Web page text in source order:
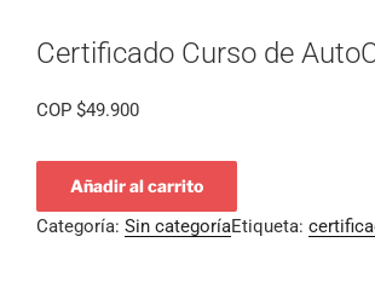
Certificado Curso de
COP $49.900
Añadir al carrito
Categoría: Sin categoríaEtiqueta: